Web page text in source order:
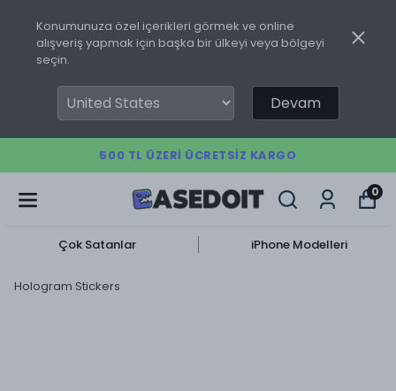
Konumunuza özel içerikleri görmek ve online
alışveriş yapmak için başka bir ülkeyi veya bölgeyi
seçin.
Devam
500 TL ÜZERI ÜCRETSIZ KARGO
0
Çok Satanlar iPhone Modelleri
Hologram Stickers